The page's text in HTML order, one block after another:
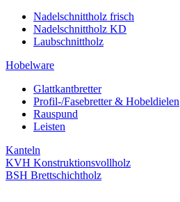
Nadelschnittholz frisch
Nadelschnittholz KD
Laubschnittholz
Hobelware
Glattkantbretter
Profil-/Fasebretter & Hobeldielen
Rauspund
Leisten
Kanteln
KVH Konstruktionsvollholz
BSH Brettschichtholz